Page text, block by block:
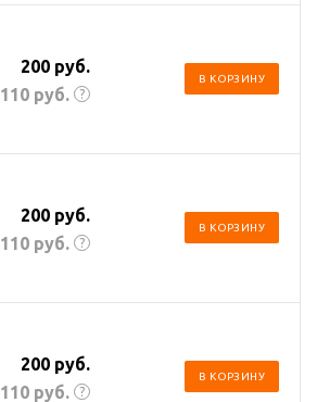
200 руб.
110 руб. ?
В КОРЗИНУ
200 руб.
110 руб. ?
В КОРЗИНУ
200 руб.
110 руб. ?
В КОРЗИНУ